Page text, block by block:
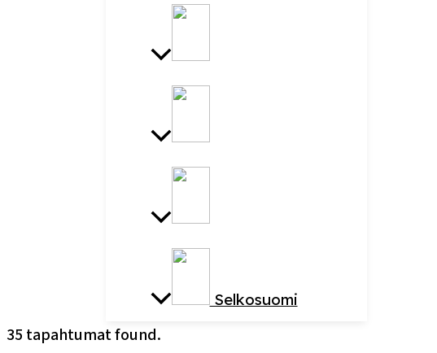
Selkosuomi
35 tapahtumat found.